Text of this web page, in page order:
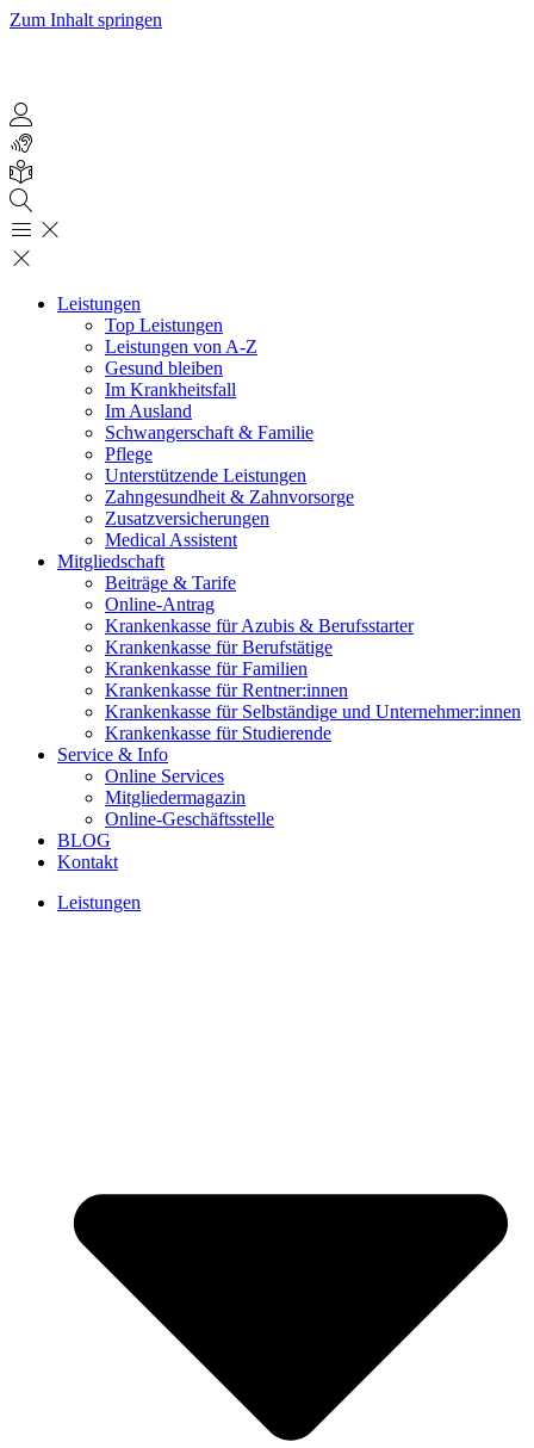
Zum Inhalt springen
Leistungen
Top Leistungen
Leistungen von A-Z
Gesund bleiben
Im Krankheitsfall
Im Ausland
Schwangerschaft & Familie
Pflege
Unterstützende Leistungen
Zahngesundheit & Zahnvorsorge
Zusatzversicherungen
Medical Assistent
Mitgliedschaft
Beiträge & Tarife
Online-Antrag
Krankenkasse für Azubis & Berufsstarter
Krankenkasse für Berufstätige
Krankenkasse für Familien
Krankenkasse für Rentner:innen
Krankenkasse für Selbständige und Unternehmer:innen
Krankenkasse für Studierende
Service & Info
Online Services
Mitgliedermagazin
Online-Geschäftsstelle
BLOG
Kontakt
Leistungen